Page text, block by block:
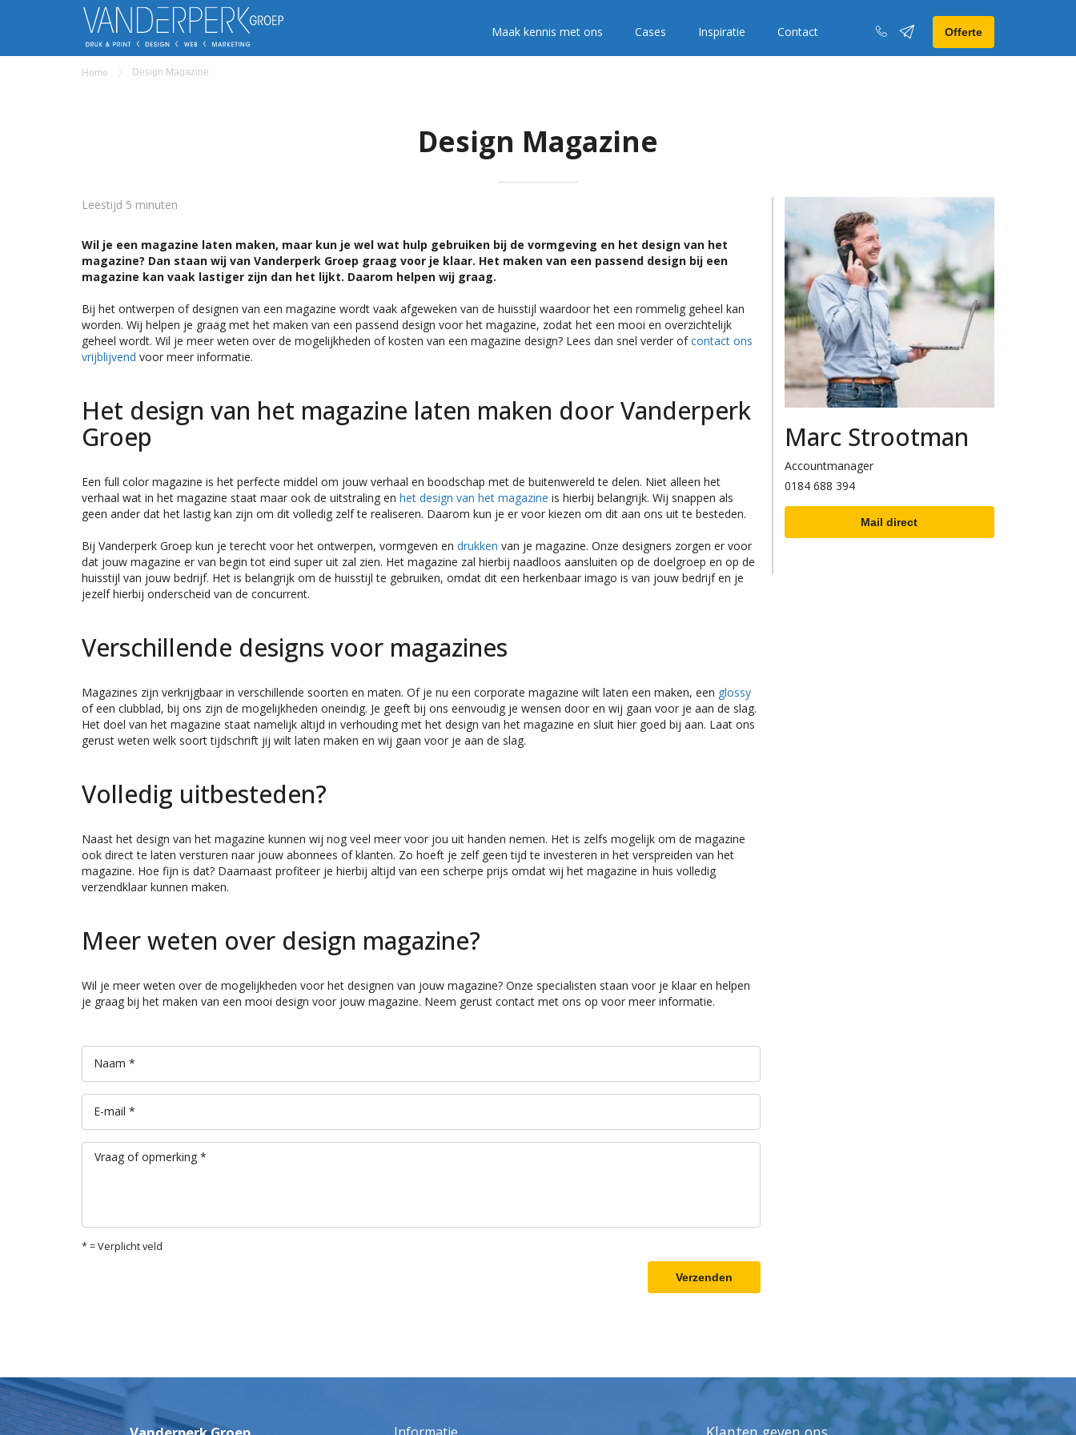
Maak kennis met ons Cases Inspiratie Contact Offerte
Home Design Magazine
Design Magazine
Leestijd 5 minuten
Wil je een magazine laten maken, maar kun je wel wat hulp gebruiken bij de vormgeving en het design van het
magazine? Dan staan wij van Vanderperk Groep graag voor je klaar. Het maken van een passend design bij een
magazine kan vaak lastiger zijn dan het lijkt. Daarom helpen wij graag.
Bij het ontwerpen of designen van een magazine wordt vaak afgeweken van de huisstijl waardoor het een rommelig geheel kan
worden. Wij helpen je graag met het maken van een passend design voor het magazine, zodat het een mooi en overzichtelijk
geheel wordt. Wil je meer weten over de mogelijkheden of kosten van een magazine design? Lees dan snel verder ofcontact ons
vrijblijvend voor meer informatie.
Het design van het magazine laten maken door Vanderperk
Groep
Een full color magazine is het perfecte middel om jouw verhaal en boodschap met de buitenwereld te delen. Niet alleen het
verhaal wat in het magazine staat maar ook de uitstraling en het design van het magazine is hierbij belangrijk. Wij snappen als
geen ander dat het lastig kan zijn om dit volledig zelf te realiseren. Daarom kun je er voor kiezen om dit aan ons uit te besteden.
Bij Vanderperk Groep kun je terecht voor het ontwerpen, vormgeven en drukken van je magazine. Onze designers zorgen er voor
dat jouw magazine er van begin tot eind super uit zal zien. Het magazine zal hierbij naadloos aansluiten op de doelgroep en op de
huisstijl van jouw bedrijf. Het is belangrijk om de huisstijl te gebruiken, omdat dit een herkenbaar imago is van jouw bedrijf en je
jezelf hierbij onderscheid van de concurrent.
Verschillende designs voor magazines
Magazines zijn verkrijgbaar in verschillende soorten en maten. Of je nu een corporate magazine wilt laten een maken, een glossy
of een clubblad, bij ons zijn de mogelijkheden oneindig. Je geeft bij ons eenvoudig je wensen door en wij gaan voor je aan de slag.
Het doel van het magazine staat namelijk altijd in verhouding met het design van het magazine en sluit hier goed bij aan. Laat ons
gerust weten welk soort tijdschrift jij wilt laten maken en wij gaan voor je aan de slag.
Volledig uitbesteden?
Naast het design van het magazine kunnen wij nog veel meer voor jou uit handen nemen. Het is zelfs mogelijk om de magazine
ook direct te laten versturen naar jouw abonnees of klanten. Zo hoeft je zelf geen tijd te investeren in het verspreiden van het
magazine. Hoe fijn is dat? Daarnaast profiteer je hierbij altijd van een scherpe prijs omdat wij het magazine in huis volledig
verzendklaar kunnen maken.
Meer weten over design magazine?
Wil je meer weten over de mogelijkheden voor het designen van jouw magazine? Onze specialisten staan voor je klaar en helpen
je graag bij het maken van een mooi design voor jouw magazine. Neem gerust contact met ons op voor meer informatie.
Naam *
E-mail *
Vraag of opmerking *
* = Verplicht veld
Verzenden
Marc Strootman
Accountmanager
0184 688 394
Mail direct